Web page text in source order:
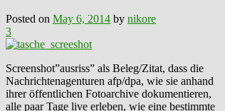
Posted on May 6, 2014 by nikore
3
Screenshot”ausriss” als Beleg/Zitat, dass die
Nachrichtenagenturen afp/dpa, wie sie anhand
ihrer öffentlichen Fotoarchive dokumentieren,
alle paar Tage live erleben, wie eine bestimmte